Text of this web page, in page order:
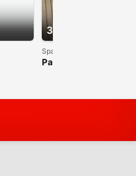
35.00 €
Spain
Pareja agaporni